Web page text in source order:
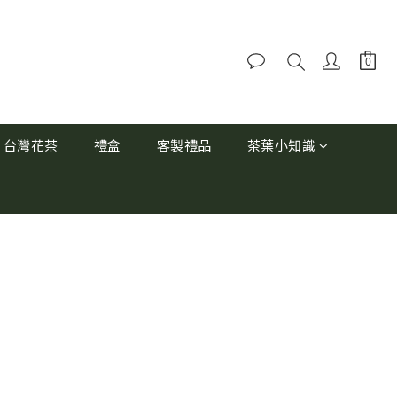
台灣花茶 禮盒 客製禮品 茶葉小知識